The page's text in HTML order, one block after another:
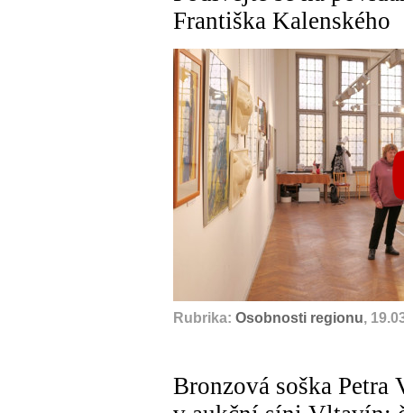
Františka Kalenského
Rubrika: Osobnosti regionu,
Bronzová soška Petra